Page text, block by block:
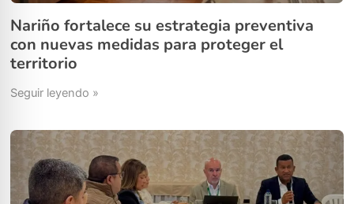
Nariño fortalece su estrategia preventiva
con nuevas medidas para proteger el
territorio
Seguir leyendo »